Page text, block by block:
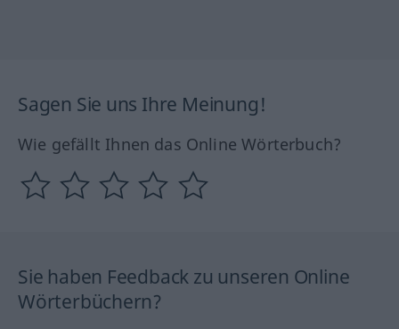
Sagen Sie uns Ihre Meinung!
Wie gefällt Ihnen das Online Wörterbuch?
Sie haben Feedback zu unseren Online
Wörterbüchern?